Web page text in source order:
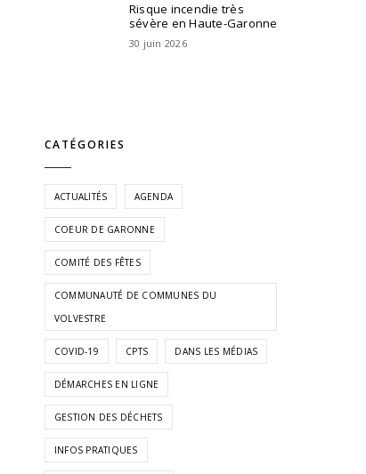
Risque incendie très
sévère en Haute-Garonne
30 juin 2026
CATÉGORIES
ACTUALITÉS AGENDA
COEUR DE GARONNE
COMITÉ DES FÊTES
COMMUNAUTÉ DE COMMUNES DU
VOLVESTRE
COVID-19 CPTS DANS LES MÉDIAS
DÉMARCHES EN LIGNE
GESTION DES DÉCHETS
INFOS PRATIQUES